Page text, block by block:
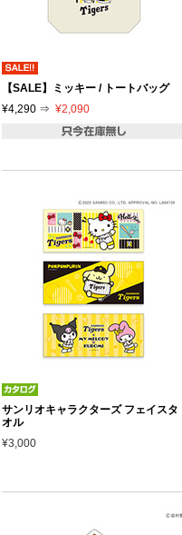
【SALE】ミッキー / トートバッグ
¥4,290 ⇒ ¥2,090
サンリオキャラクターズ フェイスタ
オル
¥3,000